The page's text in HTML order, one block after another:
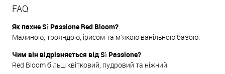
FAQ
Як пахне Sì Passione Red Bloom?
Малиною, трояндою, ірисом та м’якою ванільною базою.
Чим він відрізняється від Sì Passione?
Red Bloom більш квітковий, пудровий та ніжний.